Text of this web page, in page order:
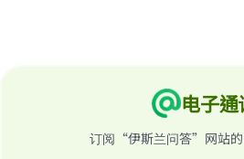
电子
订阅“伊斯兰问答”网站的